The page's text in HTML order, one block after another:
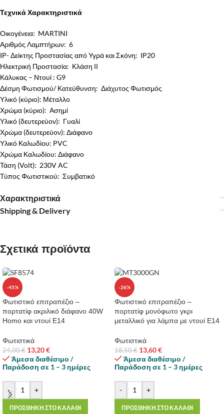
Τεχνικά Χαρακτηριστικά
Οικογένεια: MARTINI
Αριθμός Λαμπτήρων: 6
IP- Δείκτης Προστασίας από Υγρά και Σκόνη: IP20
Ηλεκτρική Προστασία: Κλάση ΙΙ
Κάλυκας – Ντουϊ : G9
Δέσμη Φωτισμού/ Κατεύθυνση: Διάχυτος Φωτισμός
Υλικό (κύριο): Μέταλλο
Χρώμα (κύριο): Ασημί
Υλικό (δευτερεύον): Γυαλί
Χρώμα (δευτερεύον): Διάφανο
Υλικό Καλωδίου: PVC
Χρώμα Καλωδίου: Διάφανο
Τάση (Volt): 230V AC
Τύπος Φωτιστικού: Συμβατικό
Χαρακτηριστικά
Shipping & Delivery
Σχετικά προϊόντα
-45%
Φωτιστικό επιτραπέζιο –
πορτατίφ ακριλικό διάφανο 40W
Homo και ντουί Ε14
Φωτιστικά
24,00€ 13,20€
Άμεσα διαθέσιμο /
Παράδοση σε 1 – 3 ημέρες
- +
ΠΡΟΣΘΗΚΗ ΣΤΟ ΚΑΛΑΘΙ
-26%
Φωτιστικό επιτραπέζιο –
πορτατίφ μονόφωτο γκρι
μεταλλικό για λάμπα με ντουί E14
Φωτιστικά
18,50€ 13,60€
Άμεσα διαθέσιμο /
Παράδοση σε 1 – 3 ημέρες
- +
ΠΡΟΣΘΗΚΗ ΣΤΟ ΚΑΛΑΘΙ